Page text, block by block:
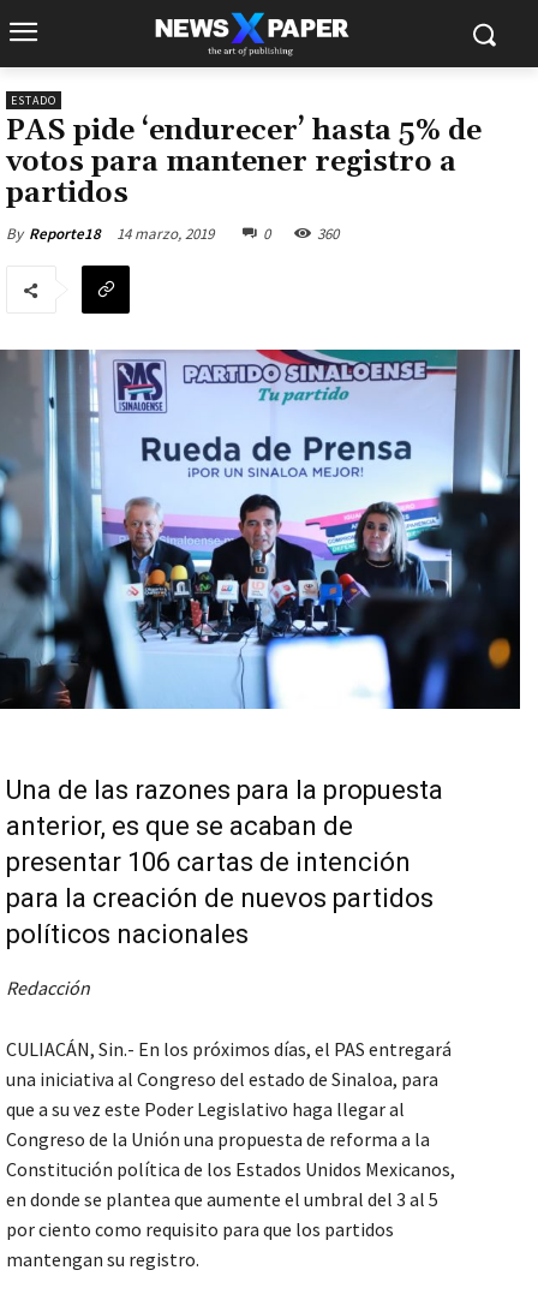
ESTADO
PAS pide ‘endurecer’ hasta 5% de
votos para mantener registro a
partidos
By Reporte18 14 marzo, 2019 0 360
Una de las razones para la propuesta
anterior, es que se acaban de
presentar 106 cartas de intención
para la creación de nuevos partidos
políticos nacionales
Redacción
CULIACÁN, Sin.- En los próximos días, el PAS entregará
una iniciativa al Congreso del estado de Sinaloa, para
que a su vez este Poder Legislativo haga llegar al
Congreso de la Unión una propuesta de reforma a la
Constitución política de los Estados Unidos Mexicanos,
en donde se plantea que aumente el umbral del 3 al 5
por ciento como requisito para que los partidos
mantengan su registro.